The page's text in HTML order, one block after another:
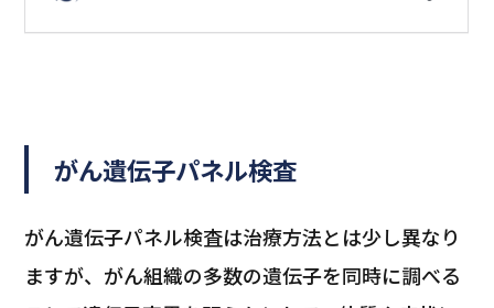
がん遺伝子パネル検査
がん遺伝子パネル検査は治療方法とは少し異なり
ますが、がん組織の多数の遺伝子を同時に調べる